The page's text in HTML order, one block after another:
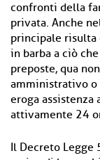
confronti della
privata. Anche
principale risulta
in barba a ciò
preposte, qua
amministrativo o
eroga assistenza
attivamente 24
Il Decreto